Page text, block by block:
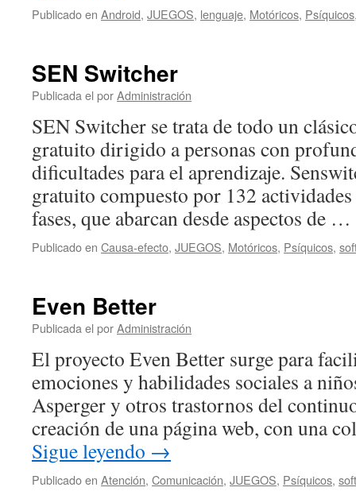
Publicado en Android, JUEGOS, lenguaje, Motóricos, Psíquicos
SEN Switcher
Publicada el porAdministración
SEN Switcher se trata de todo un
gratuito dirigido a personas con
dificultades para el aprendizaje.
gratuito compuesto por 132
fases, que abarcan desde aspectos de …
Publicado en Causa-efecto, JUEGOS, Motóricos, Psíquicos,
Even Better
Publicada el porAdministración
El proyecto Even Better surge para
emociones y habilidades sociales a
Asperger y otros trastornos del
creación de una página web, con una
Sigue leyendo →
Publicado en Atención, Comunicación, JUEGOS, Psíquicos,